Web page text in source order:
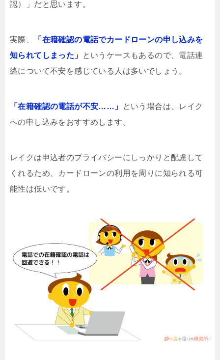
認）」だと思います。
実際、
「在籍確認の電話でカードローンの申し込みを
知られてしまった」
というケースもあるので、電話連
絡について不安を感じている人は多いでしょう。
「在籍確認の電話が不安……」
という場合は、レイク
への申し込みをおすすめします。
レイクは申込者のプライバシーにしっかりと配慮して
くれるため、カードローンの利用を周りに知られる可
能性は低いです。